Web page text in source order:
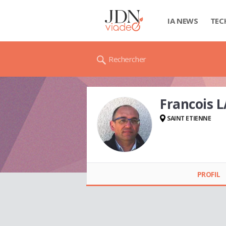
IA NEWS
Rechercher
Francois
SAINT ETIENNE
PROFIL